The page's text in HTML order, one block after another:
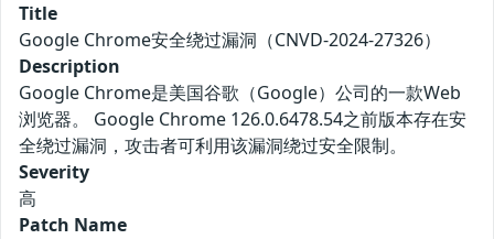
Title
Google Chrome安全绕过漏洞（CNVD-2024-27326）
Description
Google Chrome是美国谷歌（Google）公司的一款Web
浏览器。 Google Chrome 126.0.6478.54之前版本存在安
全绕过漏洞，攻击者可利用该漏洞绕过安全限制。
Severity
高
Patch Name